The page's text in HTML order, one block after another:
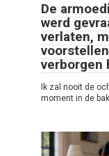
De
werd
verlaten,
verborgen
Ik zal nooit de
moment in de